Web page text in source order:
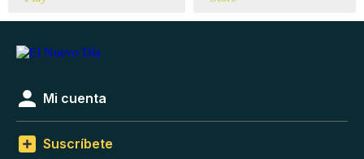
Mi cuenta
Suscríbete